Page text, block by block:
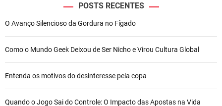
POSTS RECENTES
O Avanço Silencioso da Gordura no Fígado
Como o Mundo Geek Deixou de Ser Nicho e Virou Cultura Global
Entenda os motivos do desinteresse pela copa
Quando o Jogo Sai do Controle: O Impacto das Apostas na Vida